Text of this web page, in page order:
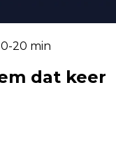
20 min
dat keer